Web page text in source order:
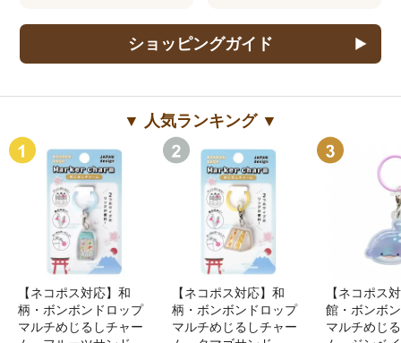
ショッピングガイド
▼ 人気ランキング ▼
【ネコポス対応】和
柄・ボンボンドロップ
マルチめじるしチャー
【ネコポス対応】和
柄・ボンボンドロップ
マルチめじるしチャー
【ネコポス
館・ボンボ
マルチめじ